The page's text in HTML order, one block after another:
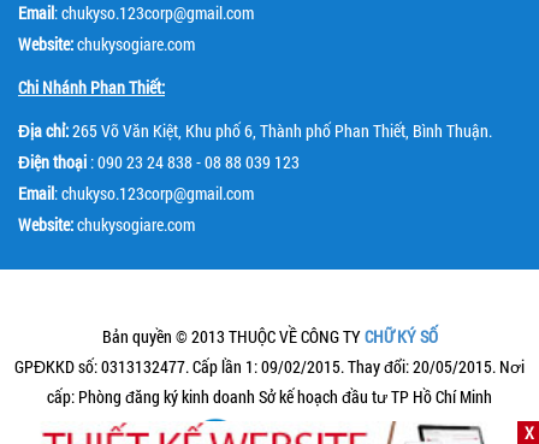
Email: chukyso.123corp@gmail.com
Website:chukysogiare.com
Chi Nhánh Phan Thiết:
Địa chỉ:265 Võ Văn Kiệt, Khu phố 6, Thành phố Phan Thiết, Bình Thuận.
Điện thoại : 090 23 24 838 - 08 88 039 123
Email: chukyso.123corp@gmail.com
Website:chukysogiare.com
Bản quyền © 2013 THUỘC VỀ CÔNG TYCHỮ KÝ SỐ
GPĐKKD số: 0313132477. Cấp lần 1: 09/02/2015. Thay đổi: 20/05/2015. Nơi
cấp: Phòng đăng ký kinh doanh Sở kế hoạch đầu tư TP Hồ Chí Minh
X